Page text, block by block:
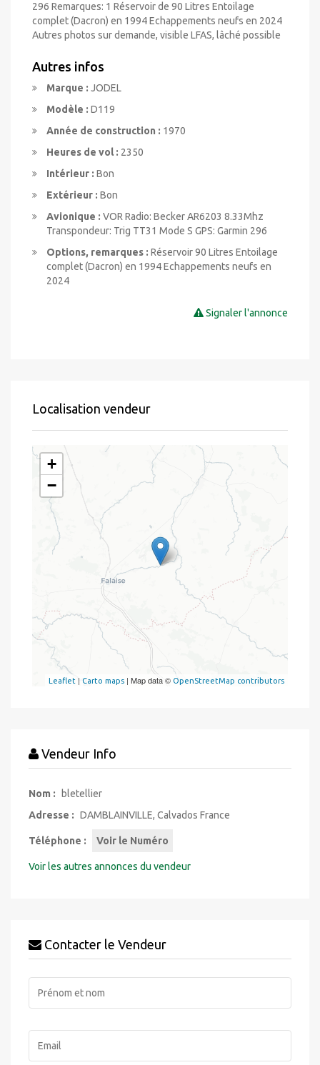
296 Remarques: 1 Réservoir de 90 Litres Entoilage
complet (Dacron) en 1994 Echappements neufs en 2024
Autres photos sur demande, visible LFAS, lâché possible
Autres infos
Marque : JODEL
Modèle : D119
Année de construction : 1970
Heures de vol : 2350
Intérieur : Bon
Extérieur : Bon
Avionique : VOR Radio: Becker AR6203 8.33Mhz
Transpondeur: Trig TT31 Mode S GPS: Garmin 296
Options, remarques : Réservoir 90 Litres Entoilage
complet (Dacron) en 1994 Echappements neufs en
2024
Signaler l'annonce
Localisation vendeur
+
−
Leaflet | Carto maps | Map data © OpenStreetMap contributors
Vendeur Info
Nom :
bletellier
Adresse : DAMBLAINVILLE, Calvados France
Téléphone : Voir le Numéro
Voir les autres annonces du vendeur
Contacter le Vendeur